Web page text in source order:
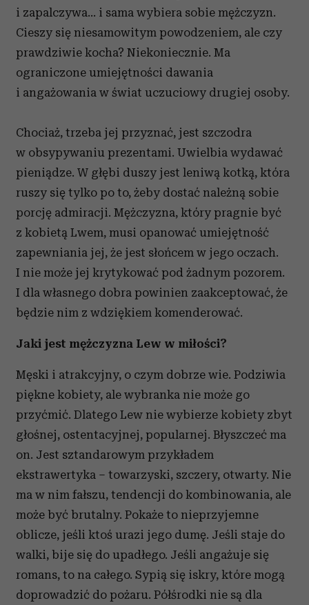
i zapalczywa… i sama wybiera sobie mężczyzn.
Cieszy się niesamowitym powodzeniem, ale czy
prawdziwie kocha? Niekoniecznie. Ma
ograniczone umiejętności dawania
i angażowania w świat uczuciowy drugiej osoby.
Chociaż, trzeba jej przyznać, jest szczodra
w obsypywaniu prezentami. Uwielbia wydawać
pieniądze. W głębi duszy jest leniwą kotką, która
ruszy się tylko po to, żeby dostać należną sobie
porcję admiracji. Mężczyzna, który pragnie być
z kobietą Lwem, musi opanować umiejętność
zapewniania jej, że jest słońcem w jego oczach.
I nie może jej krytykować pod żadnym pozorem.
I dla własnego dobra powinien zaakceptować, że
będzie nim z wdziękiem komenderować.
Jaki jest mężczyzna Lew w miłości?
Męski i atrakcyjny, o czym dobrze wie. Podziwia
piękne kobiety, ale wybranka nie może go
przyćmić. Dlatego Lew nie wybierze kobiety zbyt
głośnej, ostentacyjnej, popularnej. Błyszczeć ma
on. Jest sztandarowym przykładem
ekstrawertyka – towarzyski, szczery, otwarty. Nie
ma w nim fałszu, tendencji do kombinowania, ale
może być brutalny. Pokaże to nieprzyjemne
oblicze, jeśli ktoś urazi jego dumę. Jeśli staje do
walki, bije się do upadłego. Jeśli angażuje się
romans, to na całego. Sypią się iskry, które mogą
doprowadzić do pożaru. Półśrodki nie są dla